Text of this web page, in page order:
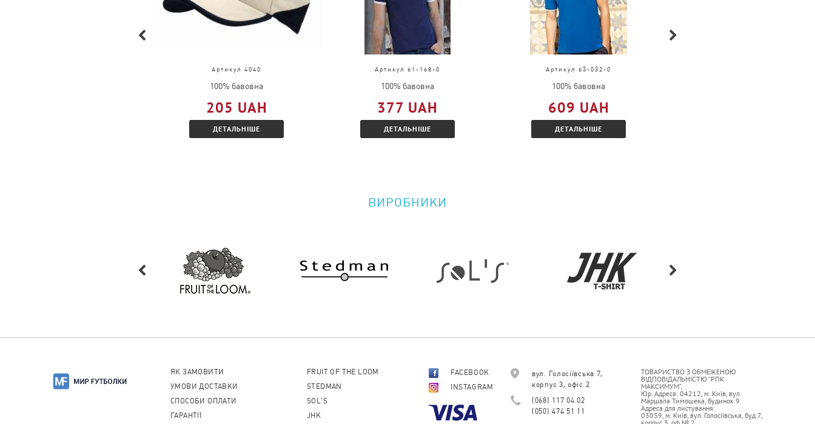
Артикул 4040
100% бавовна
205 UAH
ДЕТАЛЬНІШЕ
Артикул 61-168-0
100% бавовна
377 UAH
ДЕТАЛЬНІШЕ
Артикул 63-032-0
100% бавовна
609 UAH
ДЕТАЛЬНІШЕ
ВИРОБНИКИ
ЯК ЗАМОВИТИ
УМОВИ ДОСТАВКИ
СПОСОБИ ОПЛАТИ
ГАРАНТІЇ
FRUIT OF THE LOOM
STEDMAN
SOL'S
JHK
FACEBOOK
INSTAGRAM
ТОВАРИСТВО З ОБМЕЖЕНОЮ
ВІДПОВІДАЛЬНІСТЮ “РПК
МАКСИМУМ”,
Юр. Адреса: 04212, м. Київ, вул.
Маршала Тимошека, будинок 9
Адреса для листування:
03039, м. Київ, вул. Голосіївська, буд 7,
вул. Голосіївська 7,
корпус 3, офіс 2
(068) 117 04 02
(050) 474 51 11